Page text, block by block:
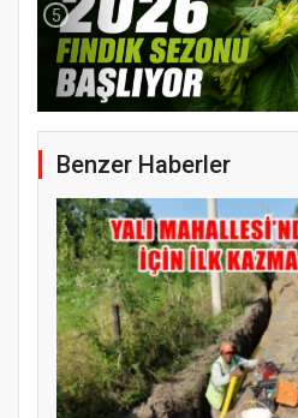
YENİ PARTİ TERME
ÜYE KATILIM
5
Benzer Haberler